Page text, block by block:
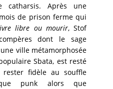
catharsis. Après une
de prison ferme qui
libre ou mourir, Stof
dont le sage
ville métamorphosée
Sbata, est resté
rester fidèle au souffle
punk alors que